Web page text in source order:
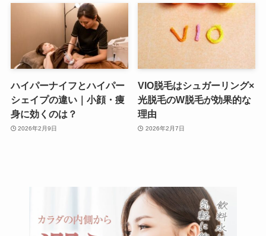
ハイパーナイフとハイパー
シェイプの違い｜小顔・痩
身に効くのは？
2026年2月9日
VIO脱毛はシュガーリング×
光脱毛のW脱毛が効果的な
理由
2026年2月7日